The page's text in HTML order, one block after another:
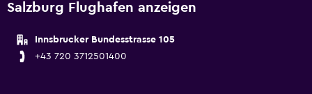
Salzburg Flughafen anzeigen
Innsbrucker Bundesstrasse 105
+43 720 3712501400